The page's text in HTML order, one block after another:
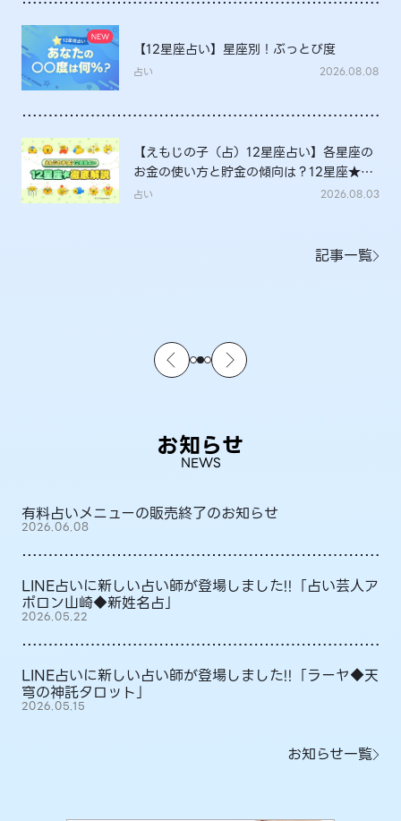
【12星座占い】星座別！ぶっとび度
占い 2026.08.08
【えもじの子（占）12星座占い】各星座の
お金の使い方と貯金の傾向は？12星座★徹
底解説
占い 2026.08.03
記事一覧
お知らせ
NEWS
有料占いメニューの販売終了のお知らせ
2026.06.08
LINE占いに新しい占い師が登場しました!!「占い芸人ア
ポロン山崎◆新姓名占」
2026.05.22
LINE占いに新しい占い師が登場しました!!「ラーヤ◆天
穹の神託タロット」
2026.05.15
お知らせ一覧